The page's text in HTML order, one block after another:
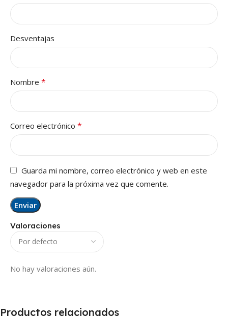
Valoraciones
No hay valoraciones aún.
Desventajas
Nombre *
Correo electrónico *
Guarda mi nombre, correo electrónico y web en este
navegador para la próxima vez que comente.
Productos relacionados